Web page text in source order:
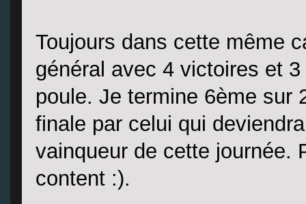
Toujours dans cette même
général avec 4 victoires et
poule. Je termine 6ème sur
finale par celui qui
vainqueur de cette journée.
content :).